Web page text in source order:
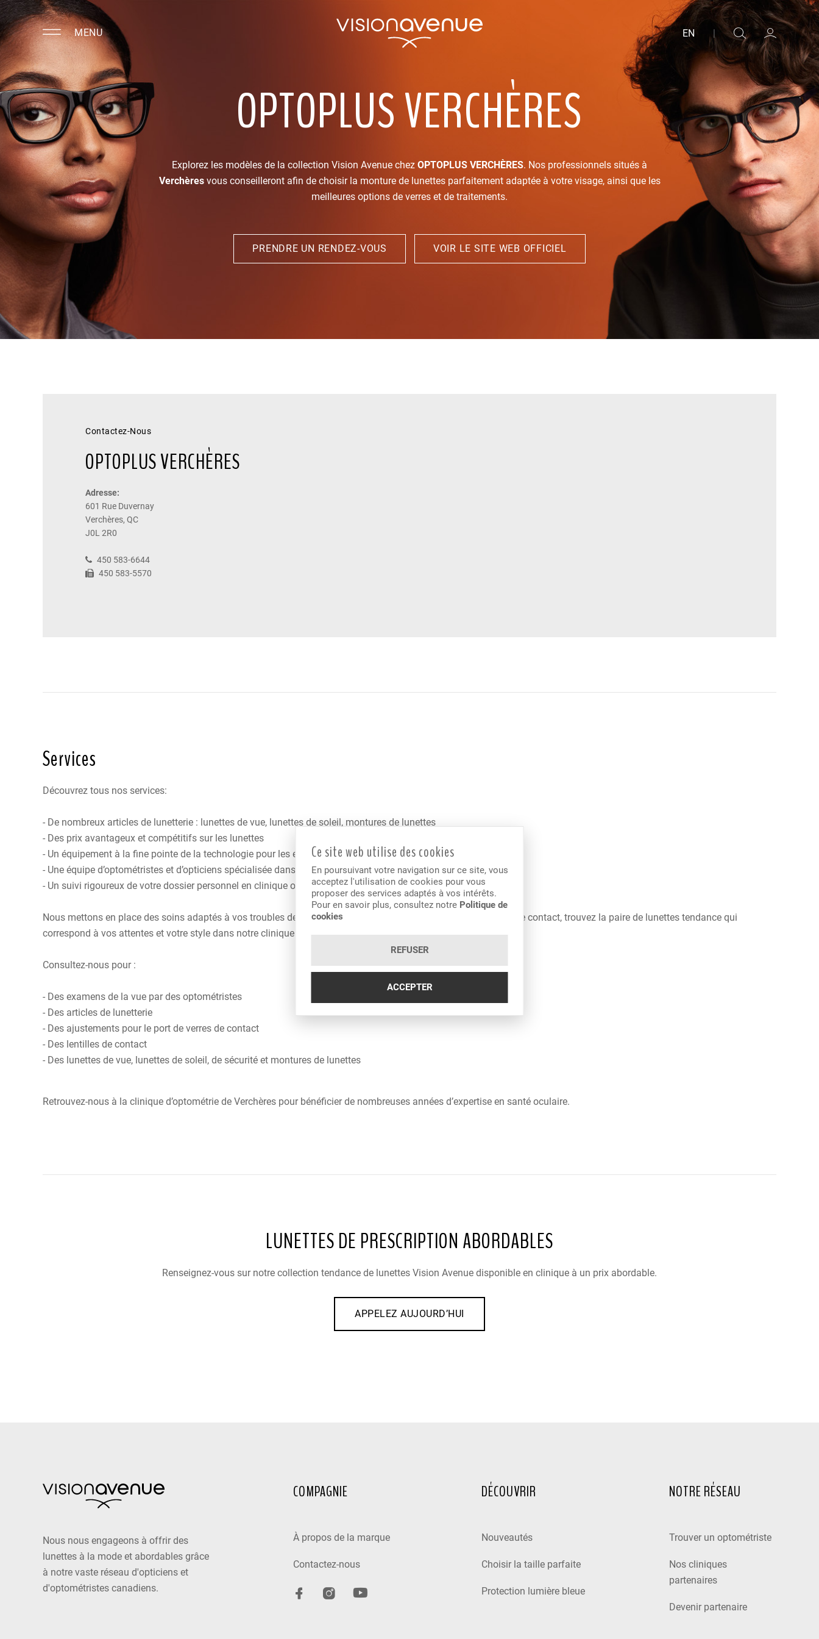
MENU EN |
OPTOPLUS VERCHÈRES
Explorez les modèles de la collection Vision Avenue chez OPTOPLUS VERCHÈRES. Nos professionnels situés à
Verchèresvous conseilleront afin de choisir la monture de lunettes parfaitement adaptée à votre visage, ainsi que les
meilleures options de verres et de traitements.
PRENDRE UN RENDEZ-VOUS VOIR LE SITE WEB OFFICIEL
Contactez-Nous
OPTOPLUS VERCHÈRES
Adresse:
601 Rue Duvernay
Verchères, QC
J0L 2R0
450 583-6644
450 583-5570
Services
Découvrez tous nos services:
- De nombreux articles de lunetterie : lunettes de vue, lunettes de soleil, montures de lunettes
- Des prix avantageux et compétitifs sur les lunettes
- Un équipement à la fine pointe de la technologie pour les examens de la vue à Verchères
- Une équipe d’optométristes et d’opticiens spécialisée dans la santé des yeux
- Un suivi rigoureux de votre dossier personnel en clinique optométrique
Nous mettons en place des soins adaptés à vos troubles de la vue. Lunettes de vue, lunettes de soleil et verres de contact, trouvez la paire de lunettes tendance qui
correspond à vos attentes et votre style dans notre clinique d’optométrie à Verchères.
Consultez-nous pour :
- Des examens de la vue par des optométristes
- Des articles de lunetterie
- Des ajustements pour le port de verres de contact
- Des lentilles de contact
- Des lunettes de vue, lunettes de soleil, de sécurité et montures de lunettes
Retrouvez-nous à la clinique d’optométrie de Verchères pour bénéficier de nombreuses années d’expertise en santé oculaire.
LUNETTES DE PRESCRIPTION ABORDABLES
Renseignez-vous sur notre collection tendance de lunettes Vision Avenue disponible en clinique à un prix abordable.
APPELEZ AUJOURD’HUI
Nous nous engageons à offrir des
lunettes à la mode et abordables grâce
à notre vaste réseau d'opticiens et
d'optométristes canadiens.
COMPAGNIE
À propos de la marque
Contactez-nous
DÉCOUVRIR
Nouveautés
Choisir la taille parfaite
Protection lumière bleue
NOTRE RÉSEAU
Trouver un optométriste
Nos cliniques
partenaires
Devenir partenaire
Ce site web utilise des cookies
En poursuivant votre navigation sur ce site, vous
acceptez l'utilisation de cookies pour vous
proposer des services adaptés à vos intérêts.
Pour en savoir plus, consultez notre Politique de
cookies
REFUSER
ACCEPTER